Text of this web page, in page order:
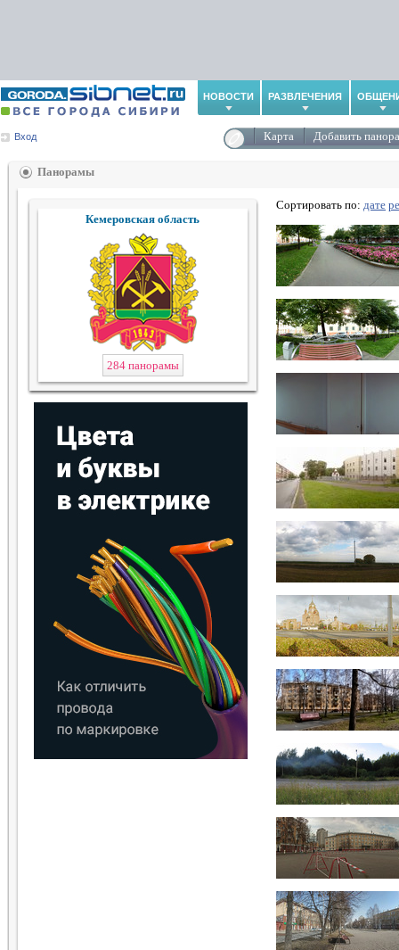
НОВОСТИ РАЗВЛЕЧЕНИЯ
Вход Карта Добавить
Панорамы
Кемеровская область
284 панорамы
Сортировать по: дате